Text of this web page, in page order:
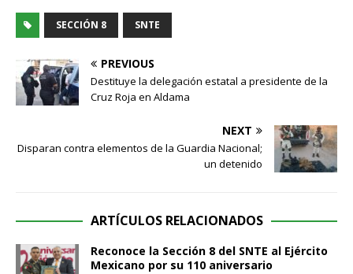
SECCIÓN 8 SNTE
PREVIOUS
Destituye la delegación estatal a presidente de la
Cruz Roja en Aldama
NEXT
Disparan contra elementos de la Guardia Nacional;
un detenido
ARTÍCULOS RELACIONADOS
Reconoce la Sección 8 del SNTE al Ejército
Mexicano por su 110 aniversario